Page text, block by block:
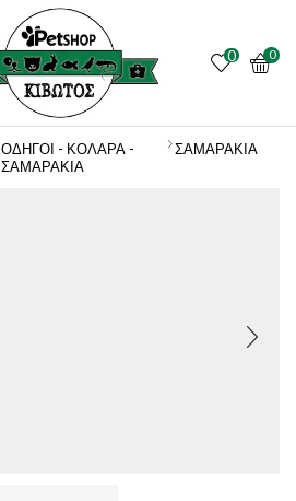
0 0
ΟΔΗΓΟΙ - ΚΟΛΑΡΑ -
ΣΑΜΑΡΑΚΙΑ
ΣΑΜΑΡΑΚΙΑ